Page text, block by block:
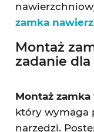
zamka
Montaż
zadanie
Montaż zamka
który wymaga
narzędzi.